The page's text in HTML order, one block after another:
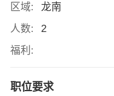
区域:
龙南
人数:
2
福利:
职位要求